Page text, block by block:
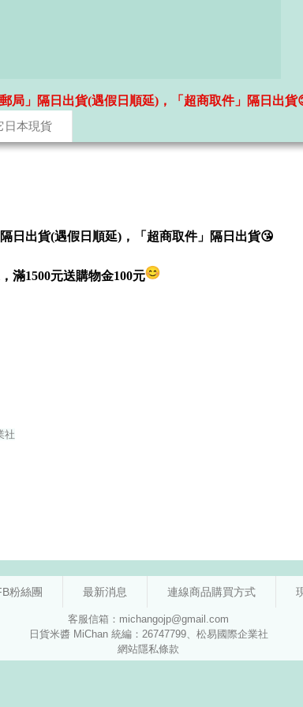
日本現貨
局」隔日出貨(遇假日順延)，「超商取件」隔日出貨
粉絲團 最新消息 連線商品購買方式
客服信箱：michangojp@gmail.com
日貨米醬 MiChan 統編：26747799、松易國際企業社
網站隱私條款